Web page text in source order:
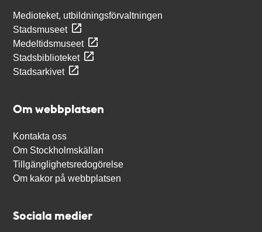
Medioteket, utbildningsförvaltningen
Stadsmuseet
Medeltidsmuseet
Stadsbiblioteket
Stadsarkivet
Om webbplatsen
Kontakta oss
Om Stockholmskällan
Tillgänglighetsredogörelse
Om kakor på webbplatsen
Sociala medier